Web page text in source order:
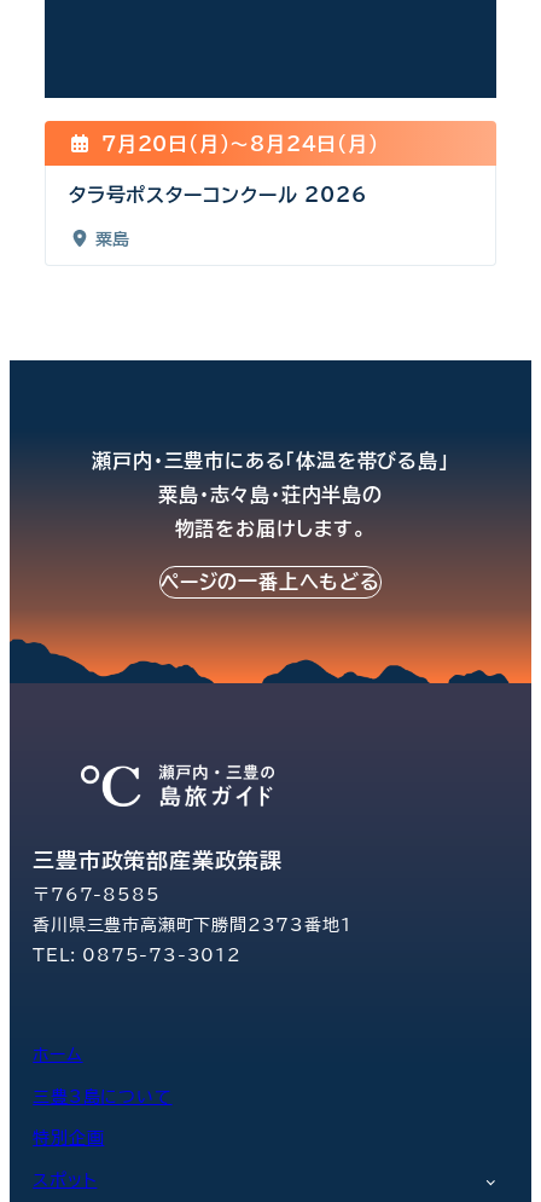
7月20日(月)〜8月24日(月)
タラ号ポスターコンクール 2026
粟島
瀬戸内・三豊市にある「体温を帯びる島」
粟島・志々島・荘内半島の
物語をお届けします。
ページの一番上へもどる
三豊市政策部産業政策課
〒767-8585
香川県三豊市高瀬町下勝間2373番地1
TEL: 0875-73-3012
ホーム
三豊3島について
特別企画
スポット